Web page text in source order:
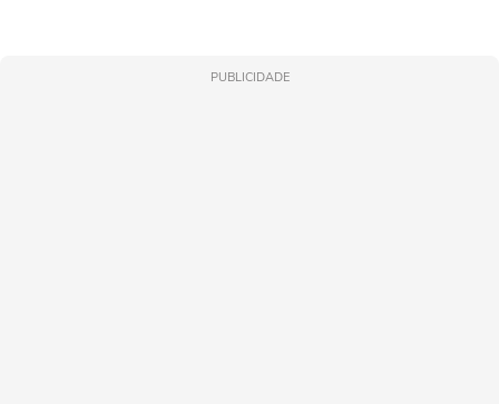
PUBLICIDADE